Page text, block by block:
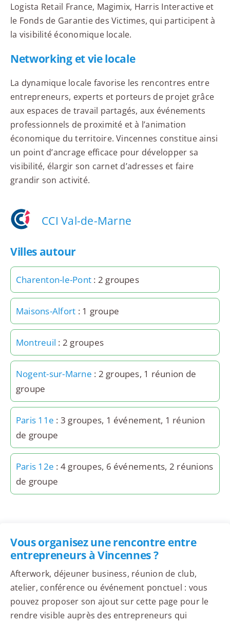
Logista Retail France, Magimix, Harris Interactive et
le Fonds de Garantie des Victimes, qui participent à
la visibilité économique locale.
Networking et vie locale
La dynamique locale favorise les rencontres entre
entrepreneurs, experts et porteurs de projet grâce
aux espaces de travail partagés, aux événements
professionnels de proximité et à l’animation
économique du territoire. Vincennes constitue ainsi
un point d’ancrage efficace pour développer sa
visibilité, élargir son carnet d’adresses et faire
grandir son activité.
CCI Val-de-Marne
Villes autour
Charenton-le-Pont : 2 groupes
Maisons-Alfort : 1 groupe
Montreuil : 2 groupes
Nogent-sur-Marne : 2 groupes, 1 réunion de
groupe
Paris 11e : 3 groupes, 1 événement, 1 réunion
de groupe
Paris 12e : 4 groupes, 6 événements, 2 réunions
de groupe
Vous organisez une rencontre entre
entrepreneurs à Vincennes ?
Afterwork, déjeuner business, réunion de club,
atelier, conférence ou événement ponctuel : vous
pouvez proposer son ajout sur cette page pour le
rendre visible auprès des entrepreneurs qui